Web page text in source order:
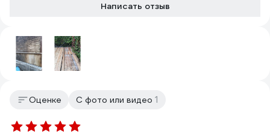
Написать отзыв
Оценке С фото или видео 1